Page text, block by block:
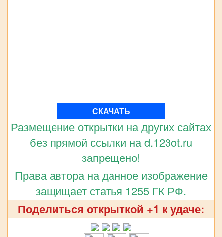
СКАЧАТЬ
Размещение открытки на других сайтах
без прямой ссылки на d.123ot.ru
запрещено!
Права автора на данное изображение
защищает статья 1255 ГК РФ.
Поделиться открыткой +1 к удаче: